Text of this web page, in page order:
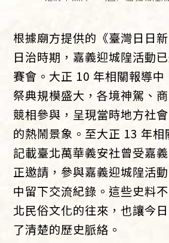
根據廟方提供的《臺灣日日
日治時期，嘉義迎城隍活動
賽會。大正 10 年相關報導中
祭典規模盛大，各境神駕、
競相參與，呈現當時地方社
的熱鬧景象。至大正 13 年
記載臺北萬華義安社曾受嘉
正邀請，參與嘉義迎城隍活
中留下交流紀錄。這些史料
北民俗文化的往來，也讓今
了清楚的歷史脈絡。